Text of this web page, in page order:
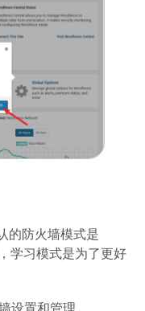
的防火墙模式是
学习模式是为了更好